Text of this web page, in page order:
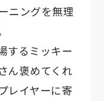
ニングを無理
するミッキー
ん褒めてくれ
レイヤーに寄